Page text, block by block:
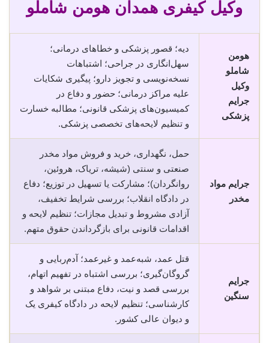
وکیل کیفری همدان هومن شاملو
هومن
شاملو
وکیل
جرایم
پزشکی
دیه؛ قصور پزشکی و خطاهای درمانی؛
سهل‌انگاری در جراحی؛ اشتباهات
نسخه‌نویسی و تجویز دارو؛ پیگیری شکایات
علیه مراکز درمانی؛ حضور و دفاع در
کمیسیون‌های پزشکی قانونی؛ مطالبه خسارت
و تنظیم لایحه‌های تخصصی پزشکی.
جرایم مواد
مخدر
حمل، نگهداری، خرید و فروش مواد مخدر
صنعتی و سنتی (شیشه، تریاک، هروئین،
روانگردان)؛ مشارکت یا تسهیل در توزیع؛ دفاع
در دادگاه انقلاب؛ بررسی شرایط تخفیف،
آزادی مشروط و تبدیل مجازات؛ تنظیم لایحه و
اقدامات قانونی برای بازگرداندن حقوق متهم.
جرایم
سنگین
قتل عمد، شبه‌عمد و غیرعمد؛ آدم‌ربایی و
گروگان‌گیری؛ بررسی اشتباه در تفهیم اتهام،
بررسی قصد و نیت، دفاع مبتنی بر شواهد و
کارشناسی؛ تنظیم لایحه در دادگاه کیفری یک
و دیوان عالی کشور.